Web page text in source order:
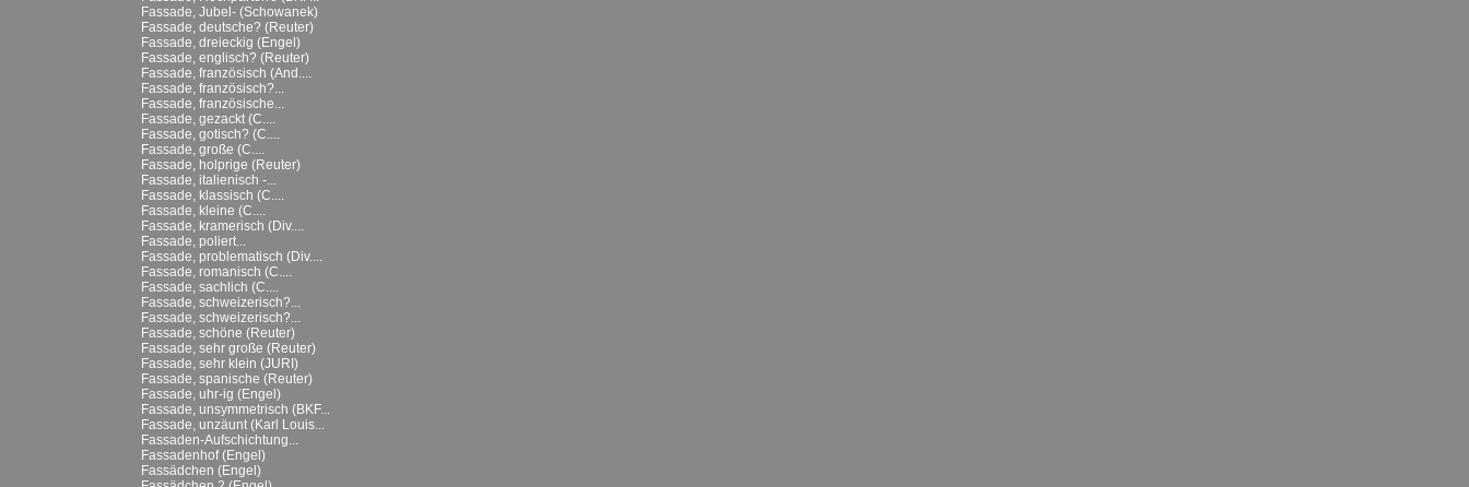
Fassade, Jubel- (Schowanek)
Fassade, deutsche? (Reuter)
Fassade, dreieckig (Engel)
Fassade, englisch? (Reuter)
Fassade, französisch (And....
Fassade, französisch?...
Fassade, französische...
Fassade, gezackt (C....
Fassade, gotisch? (C....
Fassade, große (C....
Fassade, holprige (Reuter)
Fassade, italienisch -...
Fassade, klassisch (C....
Fassade, kleine (C....
Fassade, kramerisch (Div....
Fassade, poliert...
Fassade, problematisch (Div....
Fassade, romanisch (C....
Fassade, sachlich (C....
Fassade, schweizerisch?...
Fassade, schweizerisch?...
Fassade, schöne (Reuter)
Fassade, sehr große (Reuter)
Fassade, sehr klein (JURI)
Fassade, spanische (Reuter)
Fassade, uhr-ig (Engel)
Fassade, unsymmetrisch (BKF...
Fassade, unzäunt (Karl Louis...
Fassaden-Aufschichtung...
Fassadenhof (Engel)
Fassädchen (Engel)